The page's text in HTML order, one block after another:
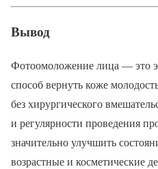
Вывод
Фотоомоложение лица — это
способ вернуть коже
без хирургического
и регулярности проведения
значительно улучшить
возрастные и косметические